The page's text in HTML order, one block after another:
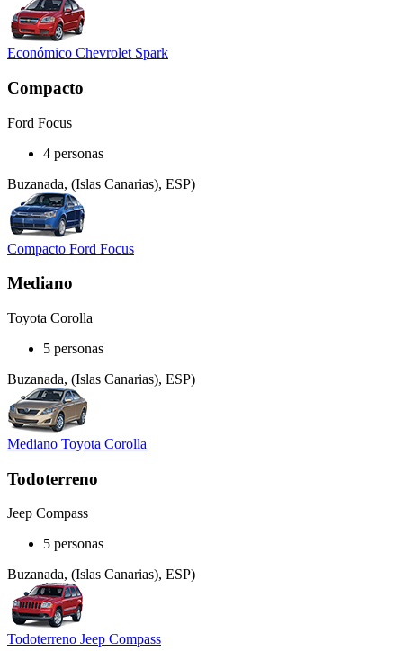
Económico Chevrolet Spark
Compacto
Ford Focus
4 personas
Buzanada, (Islas Canarias), ESP)
Compacto Ford Focus
Mediano
Toyota Corolla
5 personas
Buzanada, (Islas Canarias), ESP)
Mediano Toyota Corolla
Todoterreno
Jeep Compass
5 personas
Buzanada, (Islas Canarias), ESP)
Todoterreno Jeep Compass